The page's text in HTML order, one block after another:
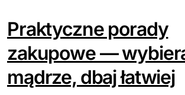
Praktyczne porady
zakupowe —
mądrze, dbaj łatwiej